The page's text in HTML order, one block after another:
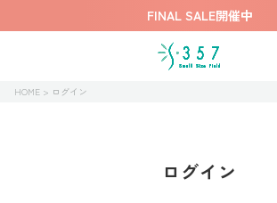
FINAL SALE開催中
HOME ログイン
ログイン